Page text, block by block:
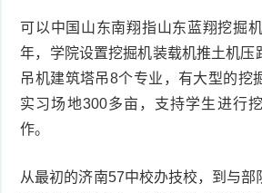
可以中国山东南翔指山东蓝翔挖掘
年，学院设置挖掘机装载机推土机压
吊机建筑塔吊8个专业，有大型的挖
实习场地300多亩，支持学生进行
作。
从最初的济南57中校办技校，到与部